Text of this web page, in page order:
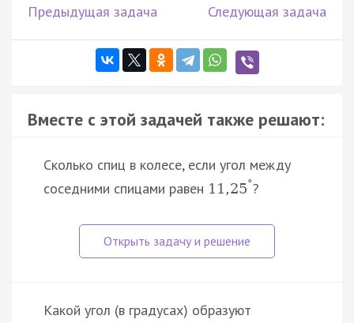
Предыдущая задача Следующая задача
Вместе с этой задачей также решают:
Сколько спиц в колесе, если угол между
соседними спицами равен 11 ,25°?
Какой угол (в градусах) образуют